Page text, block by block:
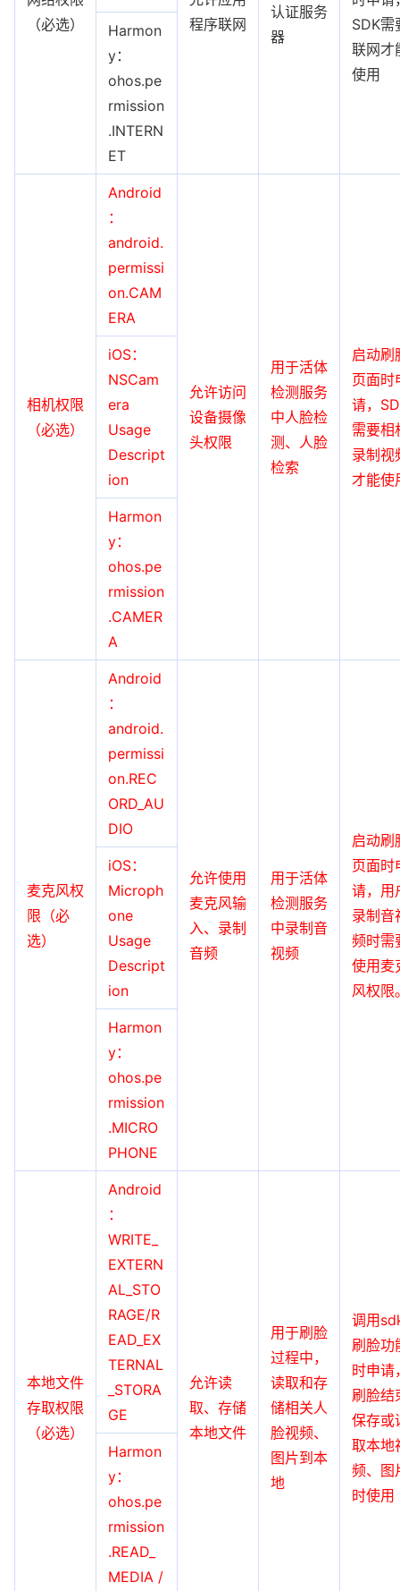
（必选）
程序联网
认证服务
器
SDK需
联网才
使用
Harmon
y：
ohos.pe
rmission
.INTERN
ET
相机权限
（必选）
Android
：
android.
permissi
on.CAM
ERA
允许访问
设备摄像
头权限
用于活体
检测服务
中人脸检
测、人脸
检索
启动刷
页面时
请，
需要相
录制视
才能使
iOS：
NSCam
era
Usage
Descript
ion
Harmon
y：
ohos.pe
rmission
.CAMER
A
麦克风权
限（必
选）
Android
：
android.
permissi
on.REC
ORD_AU
DIO
允许使用
麦克风输
入、录制
音频
用于活体
检测服务
中录制音
视频
启动刷
页面时
请，用
录制音
频时需
使用麦
风权限
iOS：
Microph
one
Usage
Descript
ion
Harmon
y：
ohos.pe
rmission
.MICRO
PHONE
本地文件
存取权限
（必选）
Android
：
WRITE_
EXTERN
AL_STO
RAGE/R
EAD_EX
TERNAL
_STORA
GE
允许读
取、存储
本地文件
用于刷脸
过程中，
读取和存
储相关人
脸视频、
图片到本
地
调用
刷脸功
时申请
刷脸结
保存或
取本地
频、图
时使用
Harmon
y：
ohos.pe
rmission
.READ_
MEDIA /